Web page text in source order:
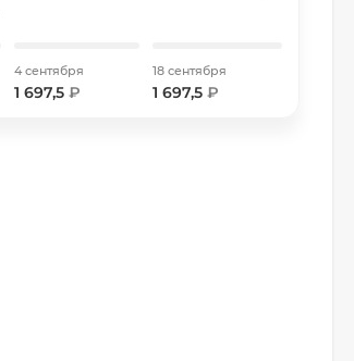
4 сентября
1 697,5₽
18 сентября
1 697,5₽